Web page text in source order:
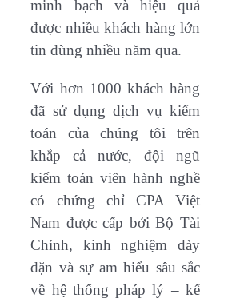
minh bạch và hiệu quả
được nhiều khách hàng lớn
tin dùng nhiều năm qua.
Với hơn 1000 khách hàng
đã sử dụng dịch vụ kiểm
toán của chúng tôi trên
khắp cả nước, đội ngũ
kiểm toán viên hành nghề
có chứng chỉ CPA Việt
Nam được cấp bởi Bộ Tài
Chính, kinh nghiệm dày
dặn và sự am hiểu sâu sắc
về hệ thống pháp lý – kế